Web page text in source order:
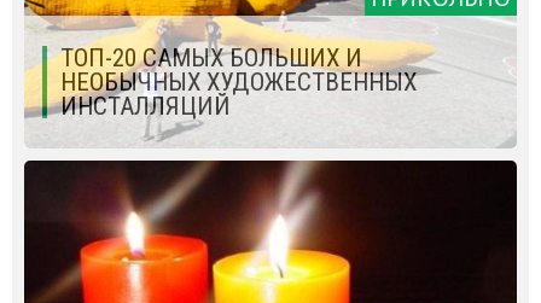
ТОП-20 САМЫХ БОЛЬШИХ И
НЕОБЫЧНЫХ ХУДОЖЕСТВЕННЫХ
ИНСТАЛЛЯЦИЙ